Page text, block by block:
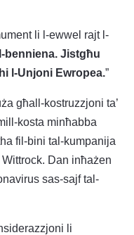
li l-ewwel rajt l-
benniena. Jistgħu
l-Unjoni Ewropea.”
għall-kostruzzjoni ta’
kosta minħabba
fil-bini tal-kumpanija
Dan inħażen
sas-sajf tal-
li